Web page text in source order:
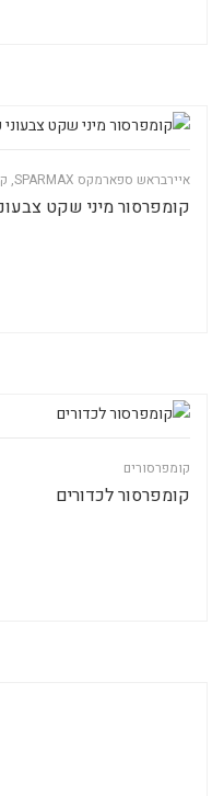
איירבראש ספארמקס SPARMAX ,
קומפרסור מיני שקט
קומפרסורים
קומפרסור לכדורים